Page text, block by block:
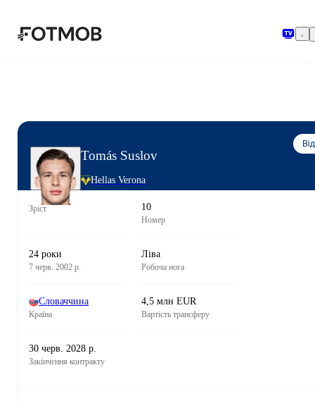
Tomás Suslov
Hellas Verona
Зріст 10
Номер
24 роки
7 черв. 2002 р.
Ліва
Робоча нога
Словаччина
Країна
4,5 млн EUR
Вартість трансферу
30 черв. 2028 р.
Закінчення контракту